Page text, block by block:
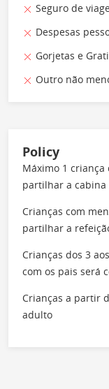
Seguro de
Despesas
Gorjetas e
Outro não
Policy
Máximo 1 criança
partilhar a cabina
Crianças com
partilhar a
Crianças dos 3
com os pais será
Crianças a partir
adulto